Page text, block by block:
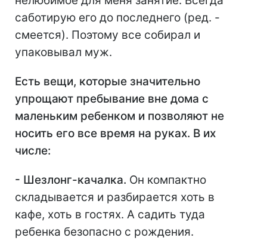
саботирую его до последнего (ред. -
смеется). Поэтому все собирал и
упаковывал муж.
Есть вещи, которые значительно
упрощают пребывание вне дома с
маленьким ребенком и позволяют не
носить его все время на руках. В их
числе:
- Шезлонг-качалка. Он компактно
складывается и разбирается хоть в
кафе, хоть в гостях. А садить туда
ребенка безопасно с рождения.